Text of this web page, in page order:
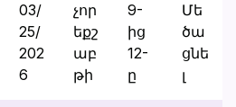
03/
25/
202
6
չոր
եքշ
աբ
թի
9-
ից
12-
ը
Մե
ծա
ցնե
լ